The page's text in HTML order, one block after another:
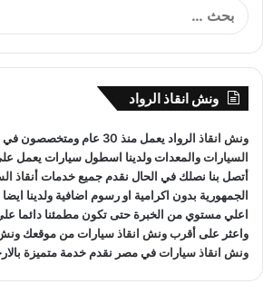
ونش انقاذ الرواد
ونش انقاذ الرواد يعمل منذ 30 عام ومتخصصون في
السيارات
أتصل بنا نصلك في الحال نقدم جميع خدماتأنقاذ
الجمهورية بدون اكرامية او رسوم اضافية ولدينا
اعلي مستوي من الخبرة حتى تكون مطمئنا دائما
واعثر علىأقرب ونش انقاذ سياراتمن موقعك
ونش انقاذ سياراتفي مصر نقدم خدمة متميزة